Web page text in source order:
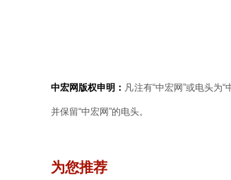
中宏网版权申明： 凡注有“中宏网”或电头为
并保留“中宏网”的电头。
为您推荐